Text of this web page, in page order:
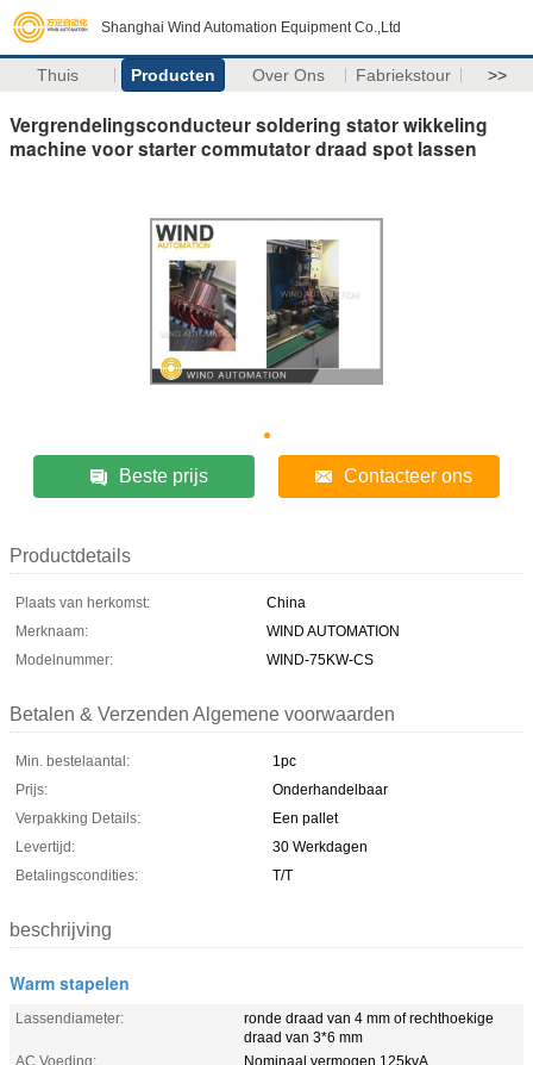
Shanghai Wind Automation Equipment Co.,Ltd
Thuis Producten Over Ons Fabriekstour >>
Vergrendelingsconducteur soldering stator wikkeling
machine voor starter commutator draad spot lassen
Beste prijs Contacteer ons
Productdetails
Plaats van herkomst:
China
Merknaam:
WIND AUTOMATION
Modelnummer:
WIND-75KW-CS
Betalen & Verzenden Algemene voorwaarden
Min. bestelaantal:
1pc
Prijs:
Onderhandelbaar
Verpakking Details:
Een pallet
Levertijd:
30 Werkdagen
Betalingscondities:
T/T
beschrijving
Warm stapelen
Lassendiameter:
ronde draad van 4 mm of rechthoekige
draad van 3*6 mm
AC Voeding:
Nominaal vermogen 125kvA